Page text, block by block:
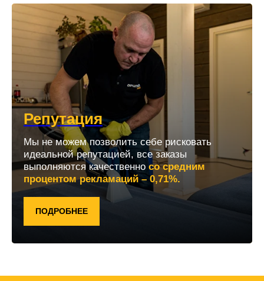
Репутация
Мы не можем позволить себе рисковать
идеальной репутацией, все заказы
выполняются качественно со средним
процентом рекламаций – 0,71%.
ПОДРОБНЕЕ